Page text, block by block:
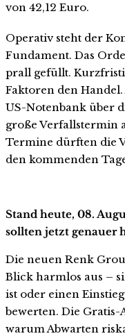
von 42,12 Euro.
Operativ steht der
Fundament. Das
prall gefüllt.
Faktoren den
US-Notenbank über
große Verfallstermin
Termine dürften die
den kommenden
Stand heute, 08.
sollten jetzt genauer
Die neuen Renk
Blick harmlos aus –
ist oder einen
bewerten. Die Gratis-
warum Abwarten